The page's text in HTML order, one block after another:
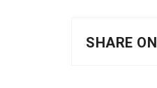
SHARE ON